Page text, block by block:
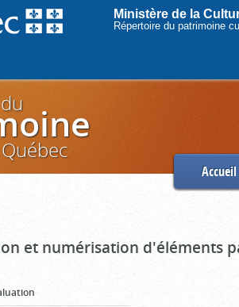
Ministère de la
Répertoire du patrimoine
Accueil
et numérisation d'éléments